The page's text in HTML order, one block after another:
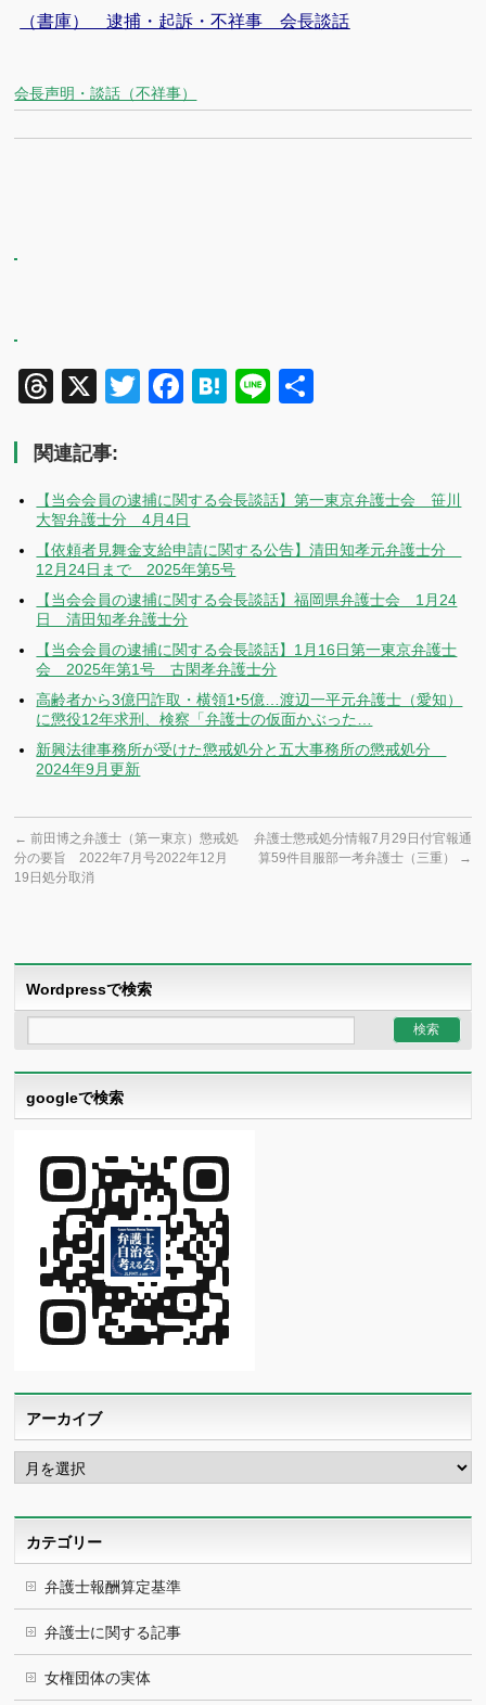
（書庫） 逮捕・起訴・不祥事 会長談話
会長声明・談話（不祥事）
Threads
X TwitterFacebook
Hatena
Line
関連記事:
【当会会員の逮捕に関する会長談話】第一東京弁護士会 笹川
大智弁護士分 4月4日
【依頼者見舞金支給申請に関する公告】清田知孝元弁護士分
12月24日まで 2025年第5号
【当会会員の逮捕に関する会長談話】福岡県弁護士会 1月24
日 清田知孝弁護士分
【当会会員の逮捕に関する会長談話】1月16日第一東京弁護士
会 2025年第1号 古閑孝弁護士分
高齢者から3億円詐取・横領1‣5億…渡辺一平元弁護士（愛知）
に懲役12年求刑、検察「弁護士の仮面かぶった…
新興法律事務所が受けた懲戒処分と五大事務所の懲戒処分
2024年9月更新
← 前田博之弁護士（第一東京）懲戒処
分の要旨 2022年7月号2022年12月
19日処分取消
弁護士懲戒処分情報7月29日付官報通
算59件目服部一考弁護士（三重）
→
Wordpressで検索
googleで検索
アーカイブ
ア
ー
カ
カテゴリー
弁護士報酬算定基準
弁護士に関する記事
女権団体の実体